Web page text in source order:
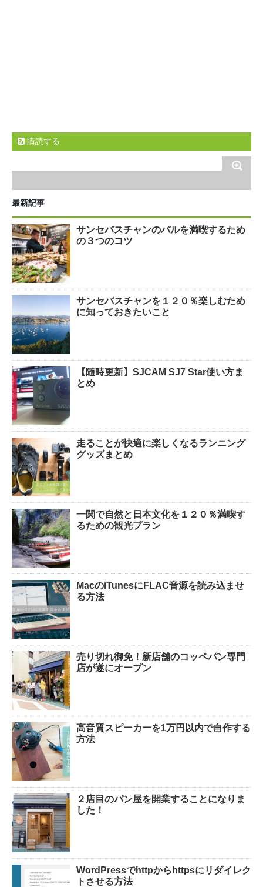
購読する
最新記事
サンセバスチャンのバルを満喫するため
の３つのコツ
サンセバスチャンを１２０％楽しむため
に知っておきたいこと
【随時更新】SJCAM SJ7 Star使い方ま
とめ
走ることが快適に楽しくなるランニング
グッズまとめ
一関で自然と日本文化を１２０％満喫す
るための観光プラン
MacのiTunesにFLAC音源を読み込ませ
る方法
売り切れ御免！新店舗のコッペパン専門
店が遂にオープン
高音質スピーカーを1万円以内で自作する
方法
２店目のパン屋を開業することになりま
した！
WordPressでhttpからhttpsにリダイレク
トさせる方法